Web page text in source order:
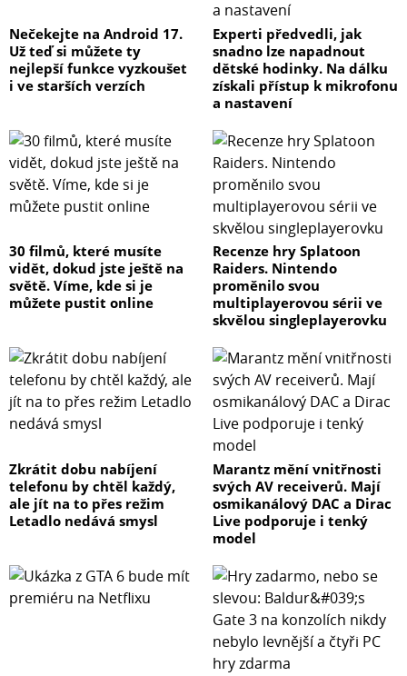
Nečekejte na Android 17.
Už teď si můžete ty
nejlepší funkce vyzkoušet
i ve starších verzích
Experti předvedli, jak
snadno lze napadnout
dětské hodinky. Na dálku
získali přístup k mikrofonu
a nastavení
30 filmů, které musíte
vidět, dokud jste ještě na
světě. Víme, kde si je
můžete pustit online
Recenze hry Splatoon
Raiders. Nintendo
proměnilo svou
multiplayerovou sérii ve
skvělou singleplayerovku
Zkrátit dobu nabíjení
telefonu by chtěl každý,
ale jít na to přes režim
Letadlo nedává smysl
Marantz mění vnitřnosti
svých AV receiverů. Mají
osmikanálový DAC a Dirac
Live podporuje i tenký
model